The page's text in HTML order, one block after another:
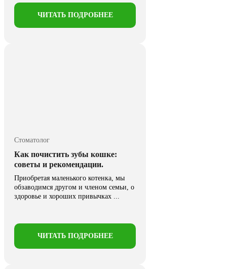
ЧИТАТЬ ПОДРОБНЕЕ
Стоматолог
Как почистить зубы кошке:
советы и рекомендации.
Приобретая маленького котенка, мы
обзаводимся другом и членом семьи, о
здоровье и хороших привычках ...
ЧИТАТЬ ПОДРОБНЕЕ